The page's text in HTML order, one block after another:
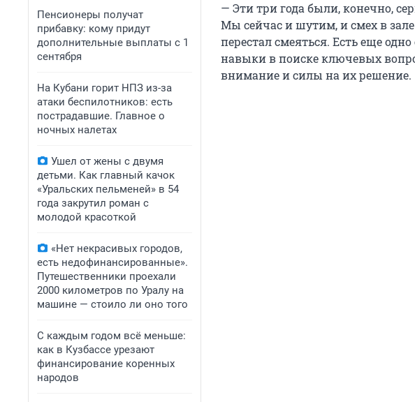
Пенсионеры получат
прибавку: кому придут
дополнительные выплаты с 1
сентября
На Кубани горит НПЗ из-за
атаки беспилотников: есть
пострадавшие. Главное о
ночных налетах
Ушел от жены с двумя
детьми. Как главный качок
«Уральских пельменей» в 54
года закрутил роман с
молодой красоткой
«Нет некрасивых городов,
есть недофинансированные».
Путешественники проехали
2000 километров по Уралу на
машине — стоило ли оно того
С каждым годом всё меньше:
как в Кузбассе урезают
финансирование коренных
народов
— Эти три года были, конечно,
Мы сейчас и шутим, и смех в
перестал смеяться. Есть еще
навыки в поиске ключевых
внимание и силы на их решение.